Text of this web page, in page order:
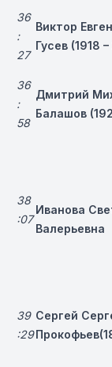
36
:
27
Виктор
Гусев (1918
36
:
58
Дмитрий
Балашов
38
:07
Иванова
Валерьевна
39
:29
Сергей
Прокофьев